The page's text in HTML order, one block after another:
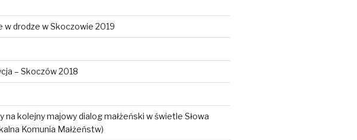
w drodze w Skoczowie 2019
– Skoczów 2018
na kolejny majowy dialog małżeński w świetle Słowa
Komunia Małżeństw)